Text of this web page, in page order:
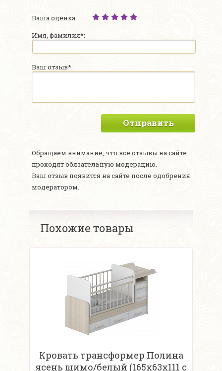
Ваша оценка:
Имя, фамилия*:
Ваш отзыв*:
Отправить
Обращаем внимание, что все отзывы на сайте
проходят обязательную модерацию.
Ваш отзыв появится на сайте после одобрения
модератором.
Похожие товары
Кровать трансформер Полина
ясень шимо/белый (165х63х111 с